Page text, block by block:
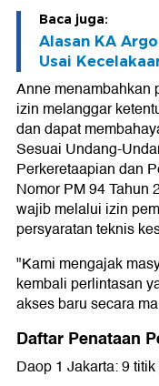
Baca juga:
Alasan KA
Usai
Anne menambahkan
izin melanggar
dan dapat
Sesuai Undang-
Perkeretaapian dan
Nomor PM 94 Tahun
wajib melalui izin
persyaratan teknis
"Kami mengajak
kembali perlintasan
akses baru secara
Daftar Penataan
Daop 1 Jakarta: 9